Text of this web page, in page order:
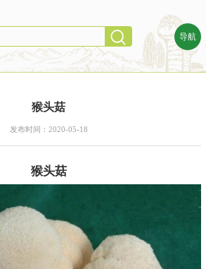
导航
猴头菇
发布时间：2020-05-18
猴头菇